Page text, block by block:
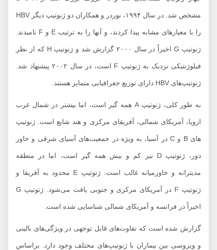
مشخص شد. در سال ۱۹۹۴، نوردر و همکاران دو ژنوتیپ دیگر HBV
را با معیارهای مشابه پیدا کردند، و آنها را به ترتیب E و F نامیدند.
ژنوتیپ G اخیراً در سال ۲۰۰۰ گزارش شد و ژنوتیپ H که از نظر
فیلوژنتیکی نزدیک به ژنوتیپ F است، در سال ۲۰۰۲ پیشنهاد شد.
ژنوتیپ‌های HBV دارای توزیع جغرافیایی متمایز هستند.
به طور کلی، ژنوتیپ A همه گیر است، اما بیشتر در شمال غرب
اروپا، آمریکای شمالی، آفریقای مرکزی و هند شایع است. ژنوتیپ
های B و C در آسیا، به ویژه در جمعیت‌های آسیای شرقی و خاور
دور، ژنوتیپ D نیز کم و بیش همه گیر است، اما در منطقه
مدیترانه و خاورمیانه غالب است. ژنوتیپ E محدود به آفریقا و
ژنوتیپ F در آمریکای مرکزی و جنوبی یافت می‌شود. ژنوتیپ G
اخیراً در فرانسه و آمریکای شمالی شناسایی شده است.
گزارش شده است که تفاوت‌های قابل توجهی در ویژگی‌های بالینی
و ویروسی بین بیماران با ژنوتیپ‌های مختلف وجود دارد. براساس